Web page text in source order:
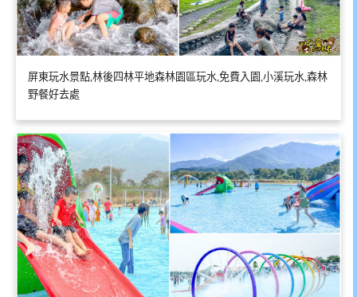
屏東玩水景點,林後四林平地森林園區玩水,免費入園,小溪玩水,森林
野餐好去處